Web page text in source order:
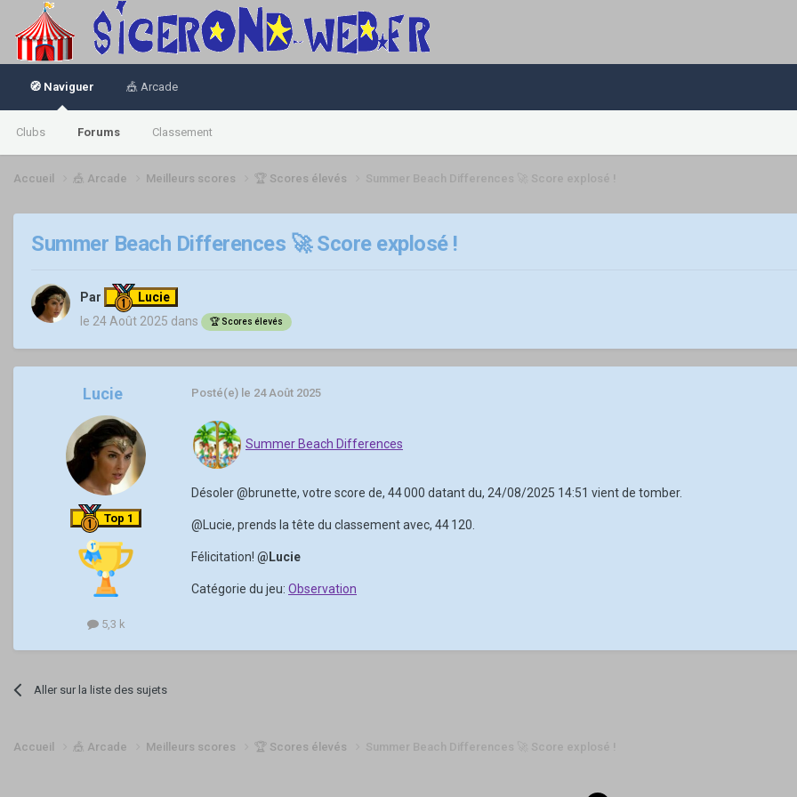
🧭 Naviguer
Clubs Forums Classement
🎪 Arcade
Accueil 🎪 Arcade Meilleurs scores 🏆 Scores élevés Summer Beach Differences 🚀 Score explosé !
Summer Beach Differences 🚀 Score explosé !
Par
Lucie
le 24 Août 2025 dans 🏆 Scores élevés
Lucie
Top 1
5,3 k
Posté(e) le 24 Août 2025
Summer Beach Differences
Désoler@brunette, votre score de, 44 000 datant du, 24/08/2025 14:51 vient de tomber.
@Lucie, prends la tête du classement avec, 44 120.
Félicitation! @Lucie
Catégorie du jeu: Observation
Aller sur la liste des sujets
Accueil 🎪 Arcade Meilleurs scores 🏆 Scores élevés Summer Beach Differences 🚀 Score explosé !